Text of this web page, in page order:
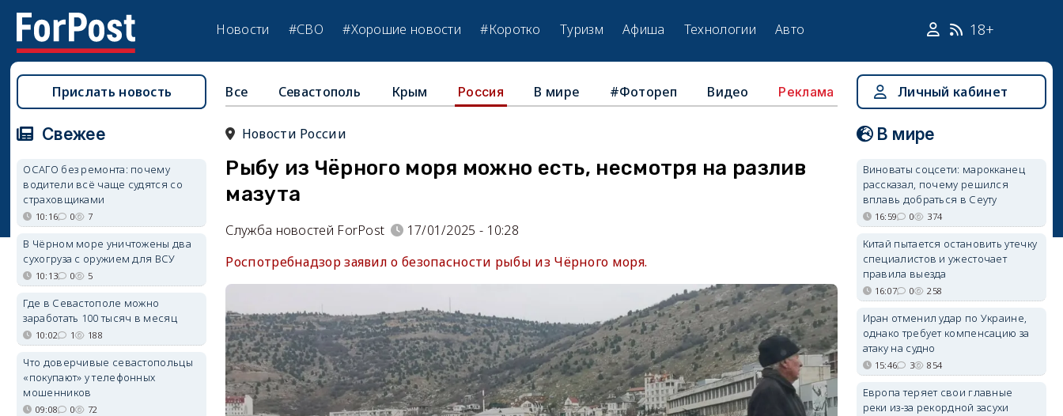
Новости #СВО #Хорошие новости #Коротко Туризм Афиша Технологии Авто 18+
Все Севастополь Крым Россия В мире #Фотореп Видео Реклама
Новости России
Рыбу из Чёрного моря можно есть, несмотря на разлив
мазута
Служба новостей ForPost
17/01/2025 - 10:28
Роспотребнадзор заявил о безопасности рыбы из Чёрного моря.
Прислать новость
Свежее
ОСАГО без ремонта: почему
водители всё чаще судятся со
страховщиками
10:16 0 7
В Чёрном море уничтожены два
сухогруза с оружием для ВСУ
10:13 0 5
Где в Севастополе можно
заработать 100 тысяч в месяц
10:02 1 188
Что доверчивые севастопольцы
«покупают» у телефонных
мошенников
09:08 0 72
Личный кабинет
В мире
Виноваты соцсети: марокканец
рассказал, почему решился
вплавь добраться в Сеуту
16:59 0 374
Китай пытается остановить утечку
специалистов и ужесточает
правила выезда
16:07 0 258
Иран отменил удар по Украине,
однако требует компенсацию за
атаку на судно
15:46 3 854
Европа теряет свои главные
реки из-за рекордной засухи